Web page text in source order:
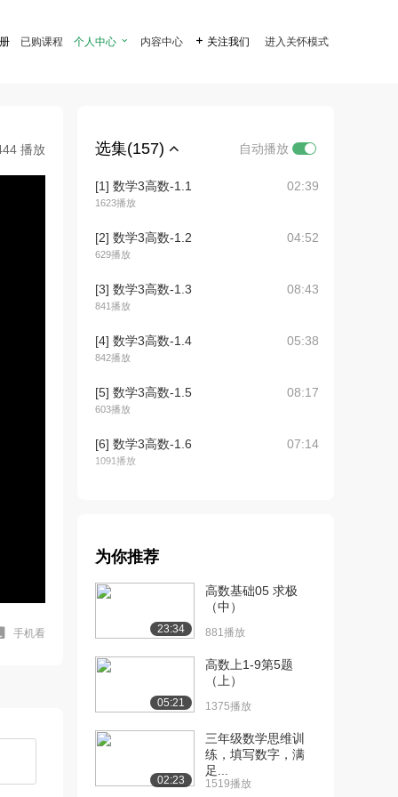
已购课程 个人中心  内容中心  关注我们 进入关怀模式
播放
手机看
选集(157) 自动播放
[1] 数学3高数-1.1
1623播放
02:39
[2] 数学3高数-1.2
629播放
04:52
[3] 数学3高数-1.3
841播放
08:43
[4] 数学3高数-1.4
842播放
05:38
[5] 数学3高数-1.5
603播放
08:17
[6] 数学3高数-1.6
1091播放
07:14
[8] 数学3高数-1.9
1163播放
[9] 数学3高数-1.10 04:09
836播放
[11] 数学3高数-1.12
[12] 数学3高数-1.13 05:29
为你推荐
23:34
高数基础05 求极
（中）
881播放
05:21
高数上1-9第5题
（上）
1375播放
02:23
三年级数学思维训
练，填写数字，满
足...
1519播放